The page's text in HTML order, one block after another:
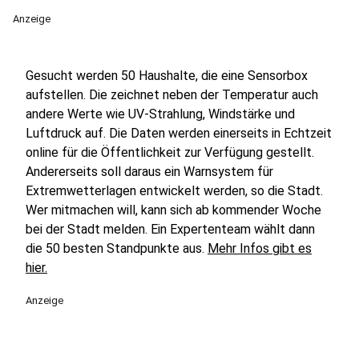
Anzeige
Gesucht werden 50 Haushalte, die eine Sensorbox
aufstellen. Die zeichnet neben der Temperatur auch
andere Werte wie UV-Strahlung, Windstärke und
Luftdruck auf. Die Daten werden einerseits in Echtzeit
online für die Öffentlichkeit zur Verfügung gestellt.
Andererseits soll daraus ein Warnsystem für
Extremwetterlagen entwickelt werden, so die Stadt.
Wer mitmachen will, kann sich ab kommender Woche
bei der Stadt melden. Ein Expertenteam wählt dann
die 50 besten Standpunkte aus. Mehr Infos gibt es
hier.
Anzeige